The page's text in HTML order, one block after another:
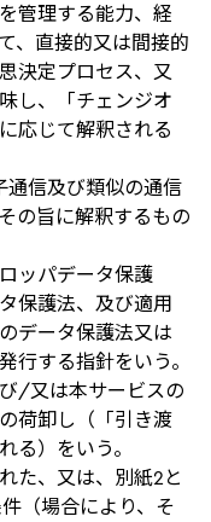
管理する能力、経
、直接的又は間接的
決定プロセス、又
し、「チェンジオ
応じて解釈される
通信及び類似の通信
の旨に解釈するもの
ッパデータ保護
保護法、及び適用
データ保護法又は
行する指針をいう。
/又は本サービスの
荷卸し（「引き渡
る）をいう。
た、又は、別紙2と
（場合により、そ